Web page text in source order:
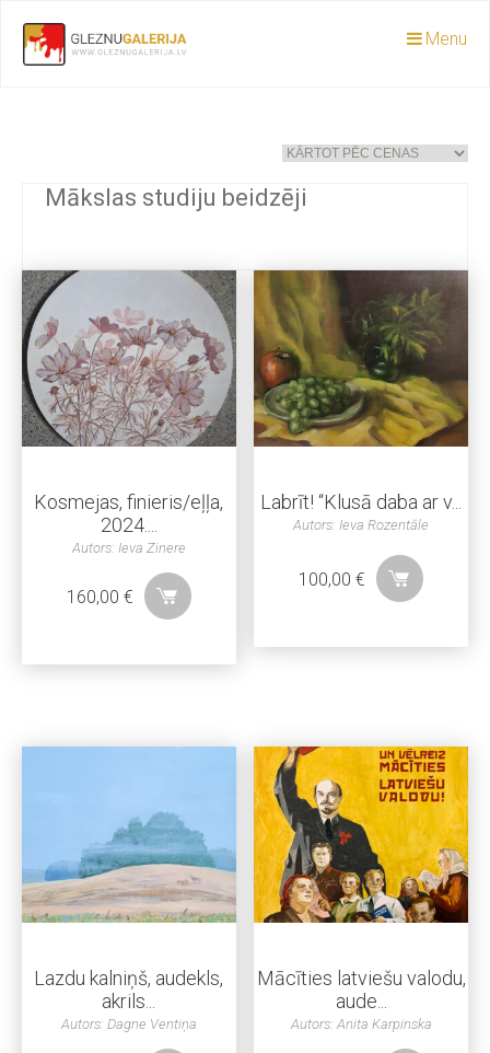
Menu
Mākslas studiju beidzēji
Kosmejas, finieris/eļļa,
2024....
Autors: Ieva Zinere
160,00 €
Labrīt! “Klusā daba ar v...
Autors: Ieva Rozentāle
100,00€
Lazdu kalniņš, audekls,
akrils...
Autors: Dagne Ventiņa
Mācīties latviešu valodu,
aude...
Autors: Anita Karpinska